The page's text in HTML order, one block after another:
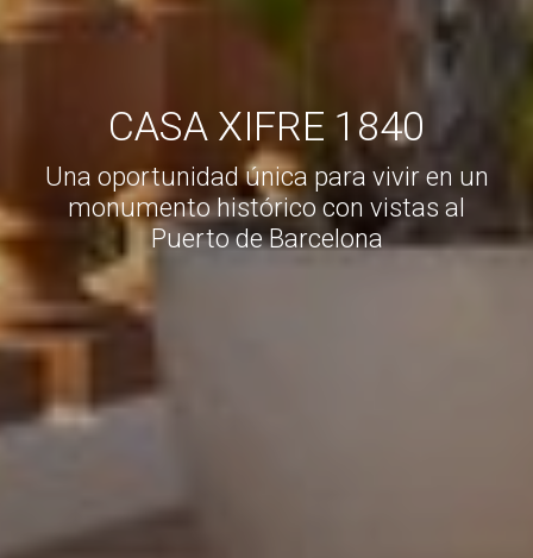
CASA XIFRE 1840
Una oportunidad única para vivir en un
monumento histórico con vistas al
Puerto de Barcelona